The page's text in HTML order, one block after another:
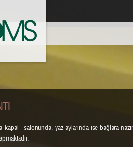
kapalı salonunda, yaz aylarında ise bağlara